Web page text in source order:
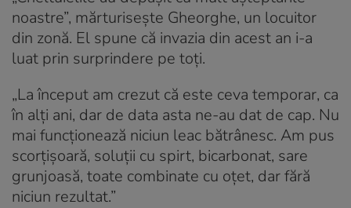
noastre”, mărturisește Gheorghe, un locuitor
din zonă. El spune că invazia din acest an i-a
luat prin surprindere pe toți.
„La început am crezut că este ceva temporar, ca
în alți ani, dar de data asta ne-au dat de cap. Nu
mai funcționează niciun leac bătrânesc. Am pus
scorțișoară, soluții cu spirt, bicarbonat, sare
grunjoasă, toate combinate cu oțet, dar fără
niciun rezultat.”